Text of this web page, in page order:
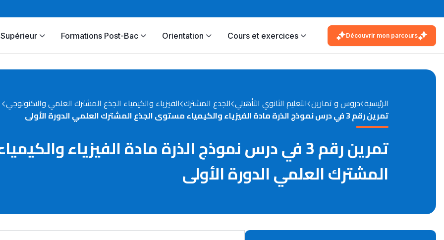
Formations Post-Bac Orientation Cours et exercices Découvrir mon parcours
الرئيسية دروس و تمارين التعليم الثانوي التأهيلي الجدع المشترك الفيزياء والكيمياء الجذع المشترك العلمي والتكنولوجي
تمرين رقم 3 في درس نموذج الذرة مادة الفيزياء والكيمياء مستوى الجذع المشترك العلمي الدورة الأولى
تمرين رقم 3 في درس نموذج الذرة مادة الفيزياء
المشترك العلمي الدورة الأولى